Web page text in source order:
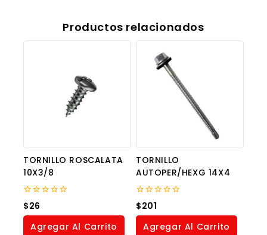
Productos relacionados
TORNILLO ROSCALATA
10X3/8
0
out
of
$26
Agregar Al Carrito
TORNILLO
AUTOPER/HEXG 14X4
0
out
of
$201
Agregar Al Carrito